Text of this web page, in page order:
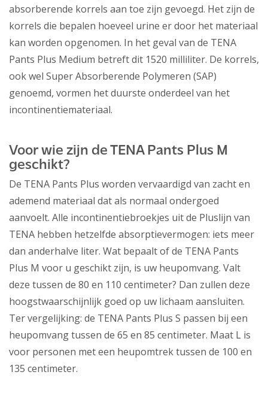
absorberende korrels aan toe zijn gevoegd. Het zijn de
korrels die bepalen hoeveel urine er door het materiaal
kan worden opgenomen. In het geval van de TENA
Pants Plus Medium betreft dit 1520 milliliter. De korrels,
ook wel Super Absorberende Polymeren (SAP)
genoemd, vormen het duurste onderdeel van het
incontinentiemateriaal.
Voor wie zijn de TENA Pants Plus M
geschikt?
De TENA Pants Plus worden vervaardigd van zacht en
ademend materiaal dat als normaal ondergoed
aanvoelt. Alle incontinentiebroekjes uit de Pluslijn van
TENA hebben hetzelfde absorptievermogen: iets meer
dan anderhalve liter. Wat bepaalt of de TENA Pants
Plus M voor u geschikt zijn, is uw heupomvang. Valt
deze tussen de 80 en 110 centimeter? Dan zullen deze
hoogstwaarschijnlijk goed op uw lichaam aansluiten.
Ter vergelijking: de TENA Pants Plus S passen bij een
heupomvang tussen de 65 en 85 centimeter. Maat L is
voor personen met een heupomtrek tussen de 100 en
135 centimeter.